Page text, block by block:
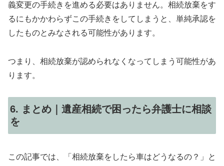
義変更の手続きを進める必要はありません。相続放棄をす
るにもかかわらずこの手続きをしてしまうと、単純承認を
したものとみなされる可能性があります。
つまり、相続放棄が認められなくなってしまう可能性があ
ります。
6. まとめ｜遺産相続で困ったら弁護士に相談
を
この記事では、「相続放棄をしたら車はどうなるの？」と